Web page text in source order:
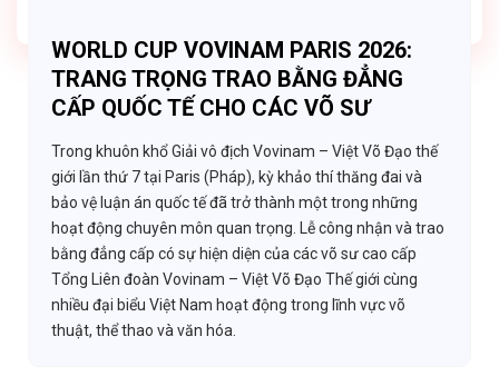
WORLD CUP VOVINAM PARIS 2026:
TRANG TRỌNG TRAO BẰNG ĐẲNG
CẤP QUỐC TẾ CHO CÁC VÕ SƯ
Trong khuôn khổ Giải vô địch Vovinam – Việt Võ Đạo thế
giới lần thứ 7 tại Paris (Pháp), kỳ khảo thí thăng đai và
bảo vệ luận án quốc tế đã trở thành một trong những
hoạt động chuyên môn quan trọng. Lễ công nhận và trao
bằng đẳng cấp có sự hiện diện của các võ sư cao cấp
Tổng Liên đoàn Vovinam – Việt Võ Đạo Thế giới cùng
nhiều đại biểu Việt Nam hoạt động trong lĩnh vực võ
thuật, thể thao và văn hóa.